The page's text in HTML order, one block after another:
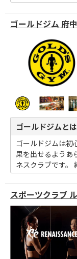
ゴールドジム 府
ゴールドジムと
ゴールドジムは初
果を出せるようあ
ネスクラブです。
スポーツクラブ